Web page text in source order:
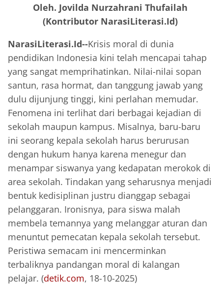
Oleh. Jovilda Nurzahrani Thufailah
(Kontributor NarasiLiterasi.Id)
NarasiLiterasi.Id--Krisis moral di dunia
pendidikan Indonesia kini telah mencapai tahap
yang sangat memprihatinkan. Nilai-nilai sopan
santun, rasa hormat, dan tanggung jawab yang
dulu dijunjung tinggi, kini perlahan memudar.
Fenomena ini terlihat dari berbagai kejadian di
sekolah maupun kampus. Misalnya, baru-baru
ini seorang kepala sekolah harus berurusan
dengan hukum hanya karena menegur dan
menampar siswanya yang kedapatan merokok di
area sekolah. Tindakan yang seharusnya menjadi
bentuk kedisiplinan justru dianggap sebagai
pelanggaran. Ironisnya, para siswa malah
membela temannya yang melanggar aturan dan
menuntut pemecatan kepala sekolah tersebut.
Peristiwa semacam ini mencerminkan
terbaliknya pandangan moral di kalangan
pelajar. (detik.com, 18-10-2025)